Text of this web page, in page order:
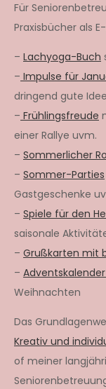
Für
Praxisbücher als
– Lachyoga-Buch
– Impulse für
dringend gute
– Frühlingsfreude
einer Rallye uvm.
– Sommerlicher
– Sommer-Parties
Gastgeschenke
– Spiele für den
saisonale
– Grußkarten mit
–
Weihnachten
Das
Kreativ und
of meiner